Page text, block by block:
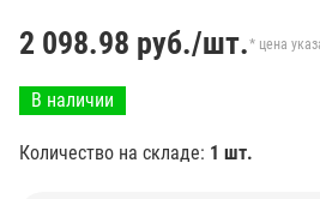
2 098.98 руб./шт.* цена
В наличии
Количество на складе: 1 шт.